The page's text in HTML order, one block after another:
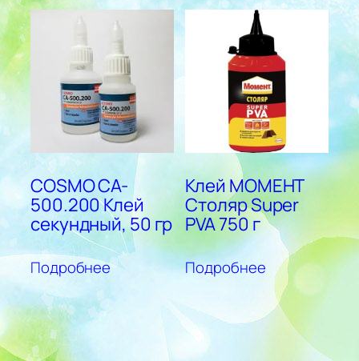
COSMO CA-
500.200 Клей
секундный, 50 гр
Подробнее
Клей МОМЕНТ
Столяр Super
PVA 750 г
Подробнее